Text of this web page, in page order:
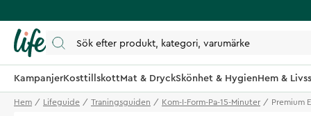
KampanjerKosttillskottMat & DryckSkönhet & HygienHem &
Hem Lifeguide Traningsguiden Kom-I-Form-Pa-15-Minuter Premium